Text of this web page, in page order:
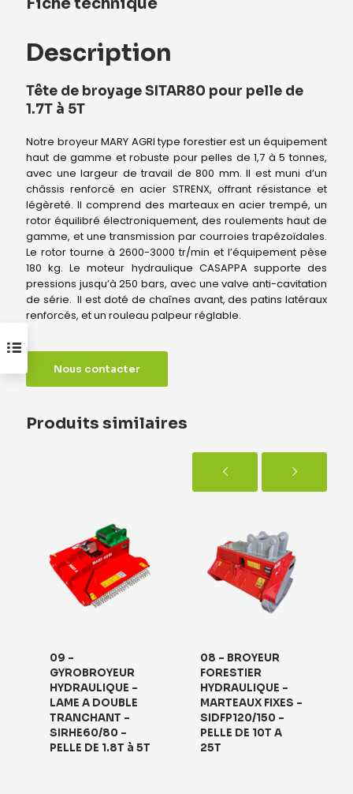
Description
Tête de broyage SITAR80 pour pelle de
1.7T à 5T
Notre broyeur MARY AGRI type forestier est un équipement
haut de gamme et robuste pour pelles de 1,7 à 5 tonnes,
avec une largeur de travail de 800 mm. Il est muni d’un
châssis renforcé en acier STRENX, offrant résistance et
légèreté. Il comprend des marteaux en acier trempé, un
rotor équilibré électroniquement, des roulements haut de
gamme, et une transmission par courroies trapézoïdales.
Le rotor tourne à 2600-3000 tr/min et l’équipement pèse
180 kg. Le moteur hydraulique CASAPPA supporte des
pressions jusqu’à 250 bars, avec une valve anti-cavitation
de série. Il est doté de chaînes avant, des patins latéraux
renforcés, et un rouleau palpeur réglable.
Nous contacter
Produits similaires
09 –
GYROBROYEUR
HYDRAULIQUE –
LAME A DOUBLE
TRANCHANT –
SIRHE60/80 –
PELLE DE 1.8T à 5T
08 – BROYEUR
FORESTIER
HYDRAULIQUE –
MARTEAUX FIXES –
SIDFP120/150 –
PELLE DE 10T A
25T